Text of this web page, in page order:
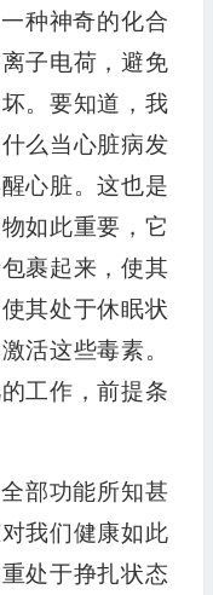
种神奇的化合
子电荷，避免
。要知道，我
么当心脏病发
心脏。这也是
如此重要，它
裹起来，使其
其处于休眠状
活这些毒素。
工作，前提条
部功能所知甚
我们健康如此
处于挣扎状态